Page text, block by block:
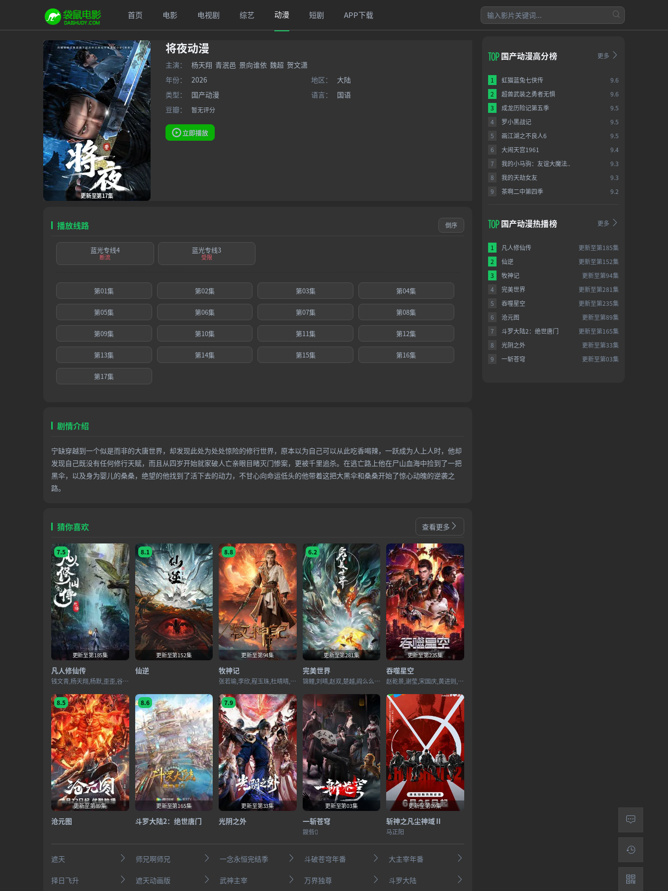
首页 电影 电视剧 综艺 动漫 短剧 APP下载
更新至第17集
将夜动漫
主演： 杨天翔 青泯邑 景向谁依 魏超 贺文潇
年份：
2026 地区：
大陆
类型：
国产动漫 语言：
国语
豆瓣：
暂无评分
立即播放
播放线路 倒序
蓝光专线4
断流
蓝光专线3
受限
第01集 第02集 第03集 第04集
第05集 第06集 第07集 第08集
第09集 第10集 第11集 第12集
第13集 第14集 第15集 第16集
第17集
剧情介绍
宁缺穿越到一个似是而非的大唐世界，却发现此处为处处惊险的修行世界，原本以为自己可以从此吃香喝辣，一跃成为人上人时，他却
发现自己既没有任何修行天赋，而且从四岁开始就家破人亡亲眼目睹灭门惨案，更被千里追杀。在逃亡路上他在尸山血海中捡到了一把
黑伞，以及身为婴儿的桑桑，绝望的他找到了活下去的动力，不甘心向命运低头的他带着这把大黑伞和桑桑开始了惊心动魄的逆袭之
路。
猜你喜欢 查看更多
7.5
更新至第185集
凡人修仙传
钱文青,杨天翔,杨默,歪歪,谷江山,乔诗语,佟心竹
8.1
更新至第152集
仙逆
8.8
更新至第94集
牧神记
张若瑜,李欣,程玉珠,杜晴晴,虞晓旭,于凯隆,高嗣航,张恒,王宇航,刘宇轩,唐昊
6.2
更新至第281集
完美世界
锦鲤,刘晴,赵双,楚越,阎么么,宣晓鸣
更新至第235集
吞噬星空
赵乾景,谢莹,宋国庆,黄进则,张若瑜
8.5
更新至第89集
沧元图
8.6
更新至第165集
斗罗大陆2：绝世唐门
7.9
更新至第33集
光阴之外
更新至第03集
一斩苍穹
鍐呰
更新至第09集
斩神之凡尘神域Ⅱ
马正阳
遮天 师兄啊师兄 ​一念永恒完结季​ 斗破苍穹年番 大主宰年番
择日飞升 遮天动画版 武神主宰 万界独尊 斗罗大陆
更多
国产动漫高分榜
9.6
1
虹猫蓝兔七侠传
9.6
2
超兽武装之勇者无惧
9.5
3
成龙历险记第五季
9.5
4
罗小黑战记
9.5
5
画江湖之不良人6
9.4
6
大闹天宫1961
9.3
7
我的小马驹：友谊大魔法..
9.3
8
我的天劫女友
9.2
9 茶啊二中第四季
更多
国产动漫热播榜
更新至第185集
1
凡人修仙传
更新至第152集
2
仙逆
更新至第94集
3
牧神记
更新至第281集
4
完美世界
更新至第235集
5
吞噬星空
更新至第89集
6
沧元图
更新至第165集
7
斗罗大陆2：绝世唐门
更新至第33集
8
光阴之外
更新至第03集
9 一斩苍穹